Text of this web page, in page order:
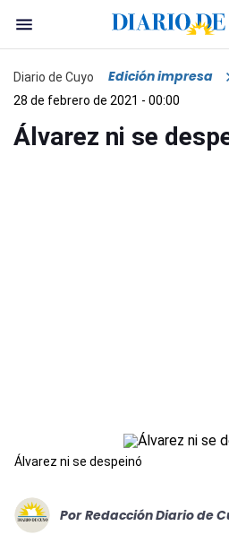
Diario de Cuyo Edición impresa
28 de febrero de 2021 - 00:00
Álvarez ni se
Álvarez ni se despeinó
Por Redacción Diario de